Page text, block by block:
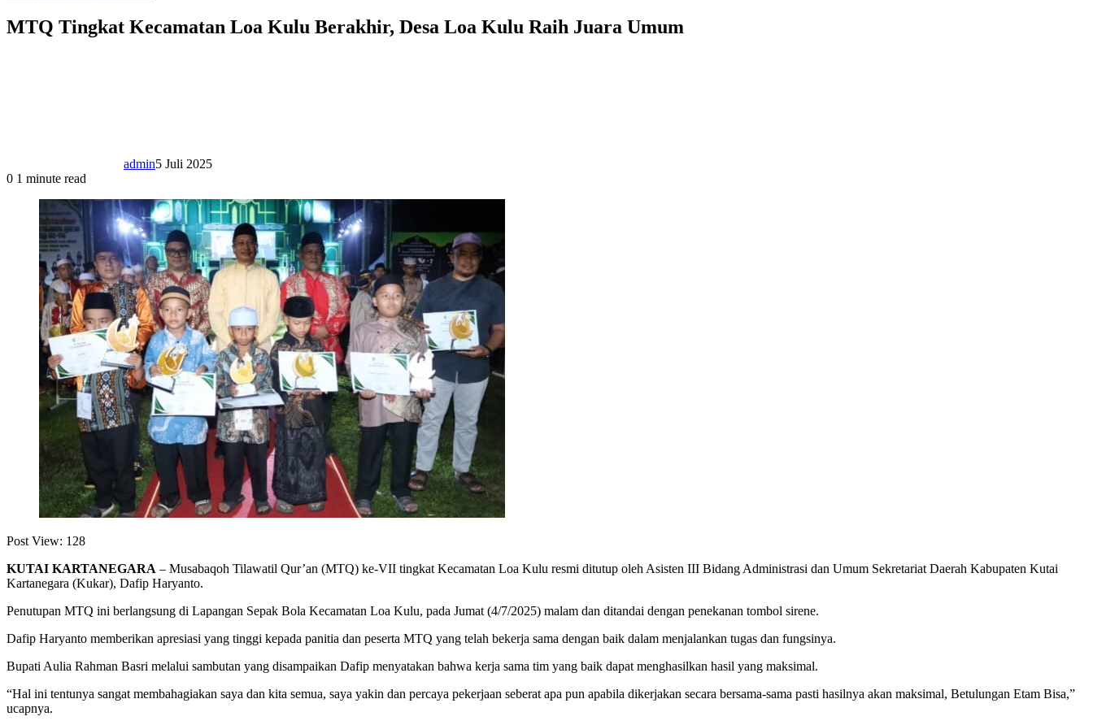
MTQ Tingkat Kecamatan Loa Kulu Berakhir, Desa Loa Kulu Raih Juara Umum
admin5 Juli 2025
0 1 minute read
Post View: 128
KUTAI KARTANEGARA – Musabaqoh Tilawatil Qur’an (MTQ) ke-VII tingkat Kecamatan Loa Kulu resmi ditutup oleh Asisten III Bidang Administrasi dan Umum Sekretariat Daerah Kabupaten Kutai
Kartanegara (Kukar), Dafip Haryanto.
Penutupan MTQ ini berlangsung di Lapangan Sepak Bola Kecamatan Loa Kulu, pada Jumat (4/7/2025) malam dan ditandai dengan penekanan tombol sirene.
Dafip Haryanto memberikan apresiasi yang tinggi kepada panitia dan peserta MTQ yang telah bekerja sama dengan baik dalam menjalankan tugas dan fungsinya.
Bupati Aulia Rahman Basri melalui sambutan yang disampaikan Dafip menyatakan bahwa kerja sama tim yang baik dapat menghasilkan hasil yang maksimal.
“Hal ini tentunya sangat membahagiakan saya dan kita semua, saya yakin dan percaya pekerjaan seberat apa pun apabila dikerjakan secara bersama-sama pasti hasilnya akan maksimal, Betulungan Etam Bisa,”
ucapnya.